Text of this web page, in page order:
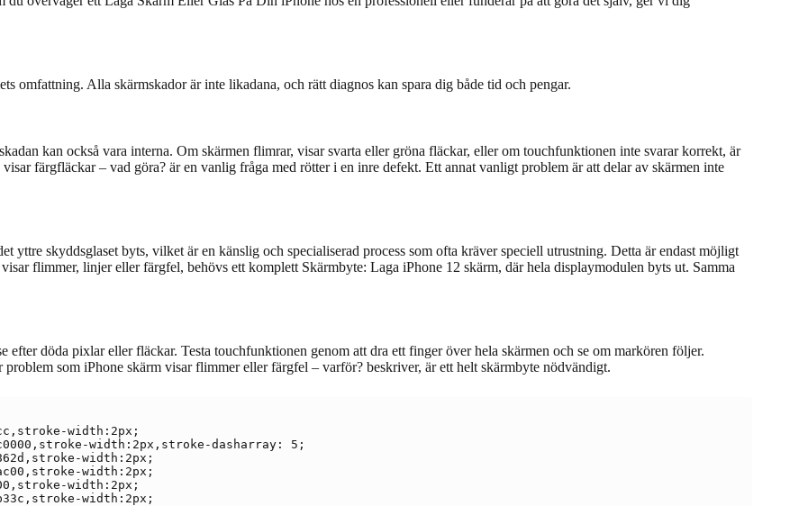
omfattning. Alla skärmskador är inte likadana, och rätt diagnos kan spara dig både tid och pengar.
kan också vara interna. Om skärmen flimrar, visar svarta eller gröna fläckar, eller om touchfunktionen inte svarar korrekt, är
färgfläckar – vad göra? är en vanlig fråga med rötter i en inre defekt. Ett annat vanligt problem är att delar av skärmen inte
yttre skyddsglaset byts, vilket är en känslig och specialiserad process som ofta kräver speciell utrustning. Detta är endast möjligt
flimmer, linjer eller färgfel, behövs ett komplett Skärmbyte: Laga iPhone 12 skärm, där hela displaymodulen byts ut. Samma
döda pixlar eller fläckar. Testa touchfunktionen genom att dra ett finger över hela skärmen och se om markören följer.
som iPhone skärm visar flimmer eller färgfel – varför? beskriver, är ett helt skärmbyte nödvändigt.
width:2px;
width:2px,stroke-dasharray: 5;
width:2px;
width:2px;
width:2px;
width:2px;